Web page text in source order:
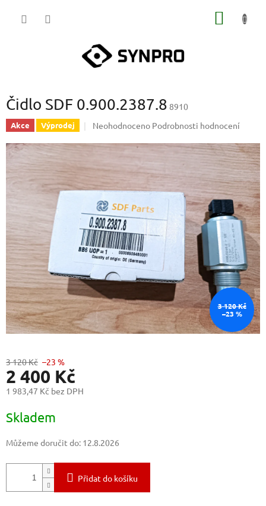
Čidlo SDF 0.900.2387.8 8910
Akce Výprodej
Průměrné
produktu
0,0
5
hvězdiček.
Neohodnoceno Podrobnosti hodnocení
3 120 Kč
–23 %
3 120 Kč –23 %
2 400 Kč
1 983,47 Kč bez DPH
cena:
Skladem
Můžeme doručit do: 12.8.2026
Přidat do košíku